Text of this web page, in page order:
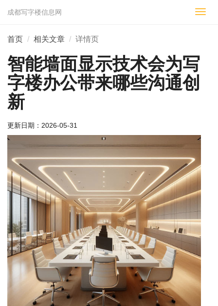
切
成都写字楼信息网
首页 相关文章 详情页
智能墙面显示技术会为写
字楼办公带来哪些沟通创
新
更新日期： 2026-05-31